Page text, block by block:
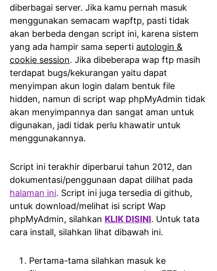
diberbagai server. Jika kamu pernah masuk
menggunakan semacam wapftp, pasti tidak
akan berbeda dengan script ini, karena sistem
yang ada hampir sama seperti autologin &
cookie session. Jika dibeberapa wap ftp masih
terdapat bugs/kekurangan yaitu dapat
menyimpan akun login dalam bentuk file
hidden, namun di script wap phpMyAdmin tidak
akan menyimpannya dan sangat aman untuk
digunakan, jadi tidak perlu khawatir untuk
menggunakannya.
Script ini terakhir diperbarui tahun 2012, dan
dokumentasi/penggunaan dapat dilihat pada
halaman ini. Script ini juga tersedia di github,
untuk download/melihat isi script Wap
phpMyAdmin, silahkan KLIK DISINI. Untuk tata
cara install, silahkan lihat dibawah ini.
Pertama-tama silahkan masuk ke